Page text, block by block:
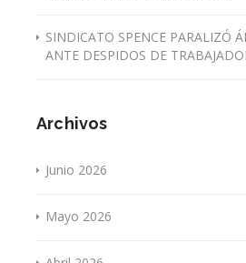
SINDICATO SPENCE PARALIZÓ
ANTE DESPIDOS DE
Archivos
Junio 2026
Mayo 2026